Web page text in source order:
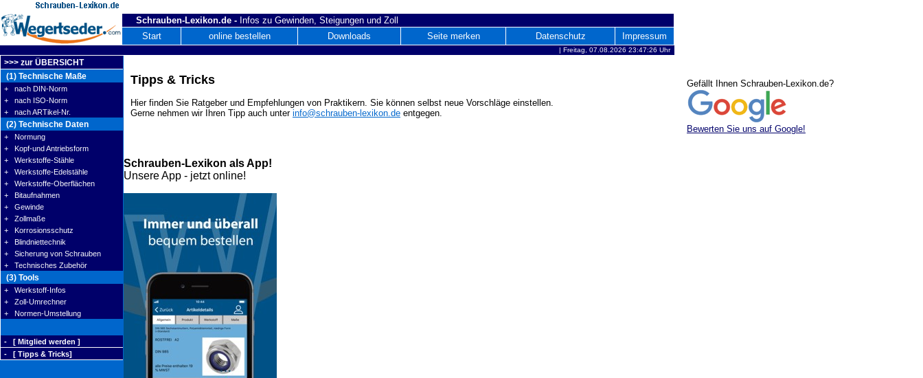
Schrauben-Lexikon.de - Infos zu Gewinden, Steigungen und Zoll
Start
online bestellen Downloads Seite merken Datenschutz Impressum
| Freitag, 07.08.2026 23:47:26 Uhr
>>> zur ÜBERSICHT
(1) Technische Maße
+ nach DIN-Norm
+ nach ISO-Norm
+ nach ARTikel-Nr.
(2) Technische Daten
+ Normung
+ Kopf-und Antriebsform
+ Werkstoffe-Stähle
+ Werkstoffe-Edelstähle
+ Werkstoffe-Oberflächen
+ Bitaufnahmen
+ Gewinde
+ Zollmaße
+ Korrosionsschutz
+ Blindniettechnik
+ Sicherung von Schrauben
+ Technisches Zubehör
(3) Tools
+ Werkstoff-Infos
+ Zoll-Umrechner
+ Normen-Umstellung
- [ Mitglied werden ]
- [ Tipps & Tricks]
Tipps & Tricks
Hier finden Sie Ratgeber und Empfehlungen von Praktikern. Sie können selbst neue Vorschläge einstellen.
Gerne nehmen wir Ihren Tipp auch unter info@schrauben-lexikon.de entgegen.
Gefällt Ihnen Schrauben-Lexikon.de?
Bewerten Sie uns auf Google!
Schrauben-Lexikon als App!
Unsere App - jetzt online!